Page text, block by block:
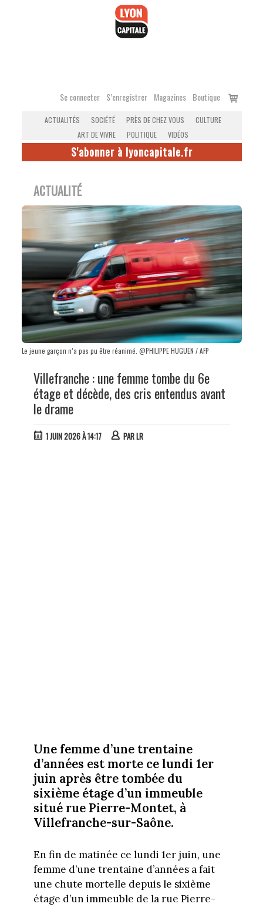
Se connecter S’enregistrer Magazines Boutique
Voir
ACTUALITÉS SOCIÉTÉ PRÈS DE CHEZ VOUS
CULTURE
ART DE VIVRE
POLITIQUE VIDÉOS
S'abonner à lyoncapitale.fr
ACTUALITÉ
Le jeune garçon n’a pas pu être réanimé. @PHILIPPE HUGUEN / AFP
Villefranche : une femme tombe du 6e
étage et décède, des cris entendus avant
le drame
1 JUIN 2026 À 14:17 PARLR
Une femme d’une trentaine
d’années est morte ce lundi 1er
juin après être tombée du
sixième étage d’un immeuble
situé rue Pierre-Montet, à
Villefranche-sur-Saône.
En fin de matinée ce lundi 1er juin, une
femme d’une trentaine d’années a fait
une chute mortelle depuis le sixième
étage d’un immeuble de la rue Pierre-